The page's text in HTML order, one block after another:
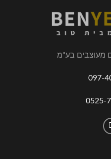
מעוצבים בע"מ
097-
0525-